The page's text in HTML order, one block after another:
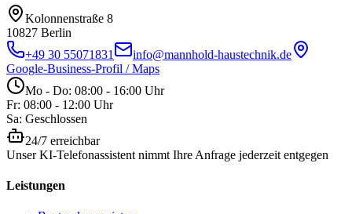
Kolonnenstraße 8
10827 Berlin
+49 30 55071831
info@mannhold-haustechnik.de
Google-Business-Profil / Maps
Mo - Do: 08:00 - 16:00 Uhr
Fr: 08:00 - 12:00 Uhr
Sa: Geschlossen
24/7 erreichbar
Unser KI-Telefonassistent nimmt Ihre Anfrage jederzeit entgegen
Leistungen